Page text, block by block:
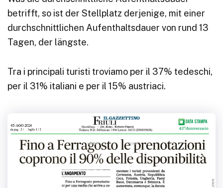
betrifft, so ist der Stellplatz derjenige, mit einer
durchschnittlichen Aufenthaltsdauer von rund 13
Tagen, der längste.
Tra i principali turisti troviamo per il 37% tedeschi,
per il 31% italiani e per il 15% austriaci.